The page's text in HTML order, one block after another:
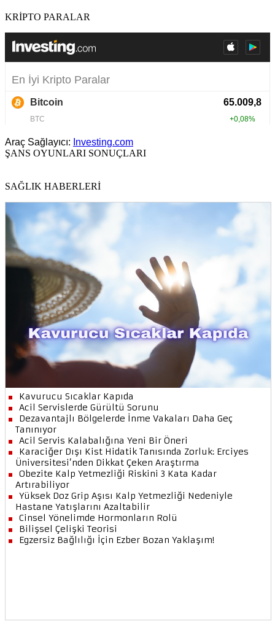
KRİPTO PARALAR
Araç Sağlayıcı: Investing.com
ŞANS OYUNLARI SONUÇLARI
SAĞLIK HABERLERİ